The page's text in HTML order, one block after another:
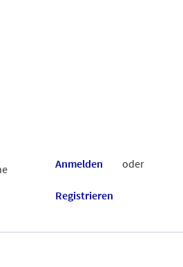
Anmelden oder
Registrieren